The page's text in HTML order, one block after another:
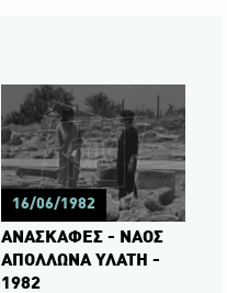
16/06/1982
ΑΝΑΣΚΑΦΕΣ - ΝΑΟΣ
ΑΠΟΛΛΩΝΑ ΥΛΑΤΗ -
1982